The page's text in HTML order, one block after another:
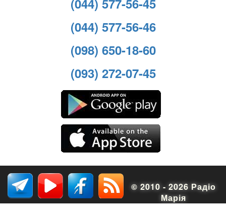
(044) 577-56-45
(044) 577-56-46
(098) 650-18-60
(093) 272-07-45
© 2010 - 2026 Радіо
Марія